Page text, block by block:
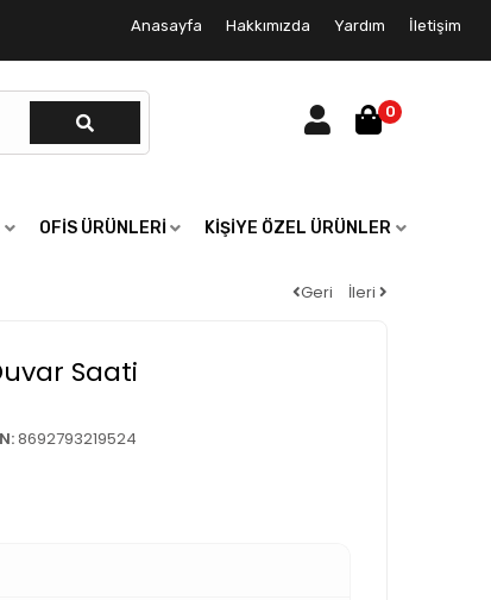
Anasayfa Hakkımızda Yardım İletişim
0
OFIS ÜRÜNLERI KIŞIYE ÖZEL ÜRÜNLER
Geri İleri
Saati
8692793219524